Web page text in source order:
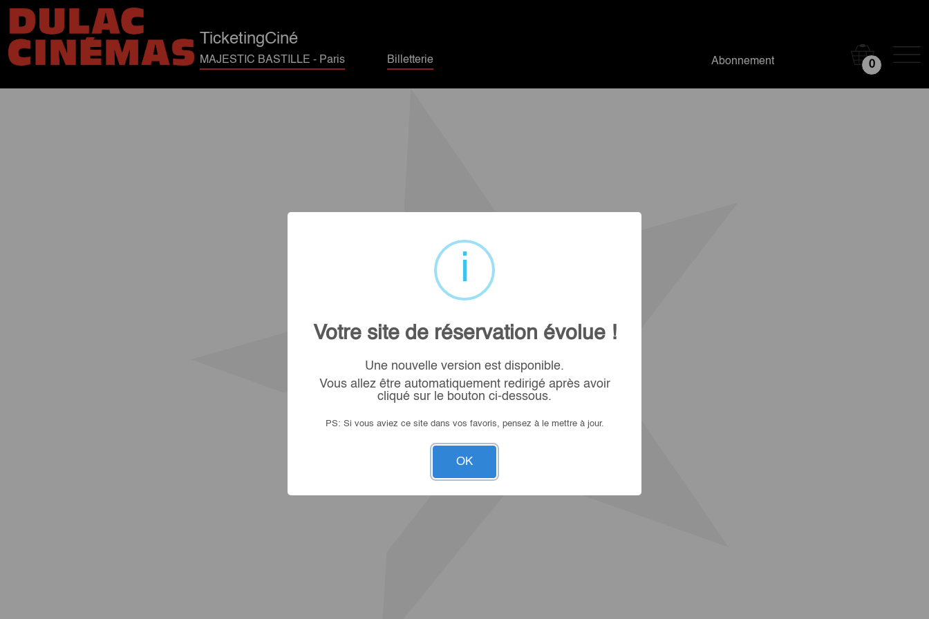
TicketingCiné
MAJESTIC BASTILLE - Paris Billetterie Abonnement 0
Votre site de réservation évolue !
Une nouvelle version est disponible.
Vous allez être automatiquement redirigé après avoir
cliqué sur le bouton ci-dessous.
PS: Si vous aviez ce site dans vos favoris, pensez à le mettre à jour.
OK